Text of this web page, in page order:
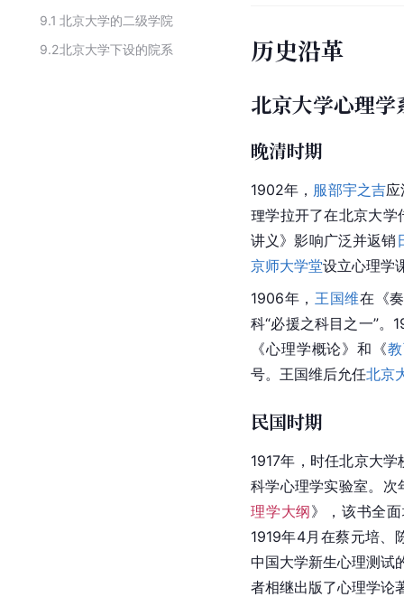
9.1 北京大学的二级学院
9.2北京大学下设的院系 历史沿革
北京大学心理学
晚清时期
1902年， 服部宇之吉应
理学拉开了在北京大学
讲义》影响广泛并返销
京师大学堂设立心理学
1906年， 王国维在《
科“必援之科目之一”。
《心理学概论》和《
号。王国维后允任北京
民国时期
1917年，时任北京大学
科学心理学实验室。次
理学大纲》，该书全
1919年4月在蔡元培、
中国大学新生心理测试
者相继出版了心理学论